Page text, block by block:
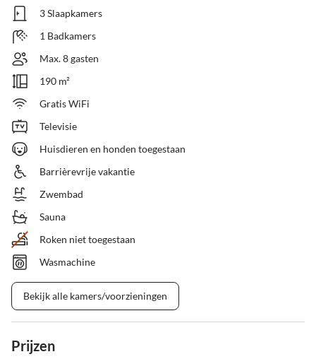
3 Slaapkamers
1 Badkamers
Max. 8 gasten
190 m²
Gratis WiFi
Televisie
Huisdieren en honden toegestaan
Barrièrevrije vakantie
Zwembad
Sauna
Roken niet toegestaan
Wasmachine
Bekijk alle kamers/voorzieningen
Prijzen